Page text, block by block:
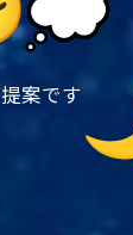
案です